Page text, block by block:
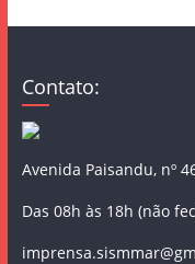
Contato:
Avenida Paisandu, nº
Das 08h às 18h (não